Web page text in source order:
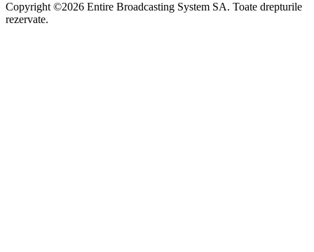
Copyright ©2026 Entire Broadcasting System SA. Toate drepturile
rezervate.